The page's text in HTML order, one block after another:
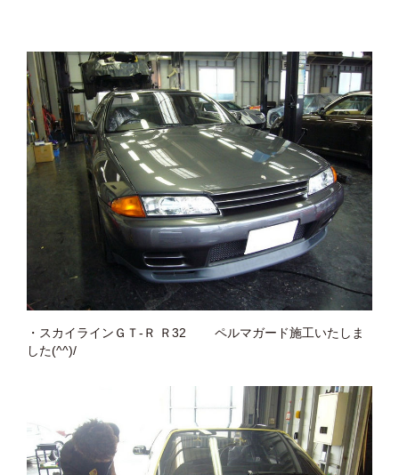
・スカイラインＧＴ-Ｒ Ｒ32 ペルマガード施工いたしま
した(^^)/